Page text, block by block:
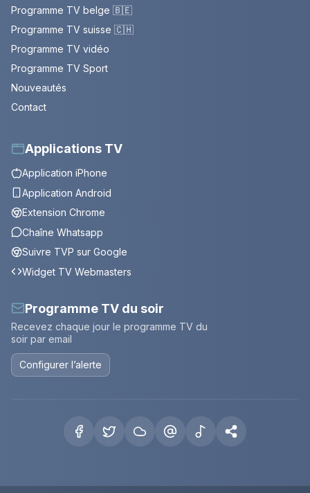
Programme TV belge 🇧🇪
Programme TV suisse 🇨🇭
Programme TV vidéo
Programme TV Sport
Nouveautés
Contact
Applications TV
Application iPhone
Application Android
Extension Chrome
Chaîne Whatsapp
Suivre TVP sur Google
Widget TV Webmasters
Programme TV du soir
Recevez chaque jour le programme TV du
soir par email
Configurer l’alerte